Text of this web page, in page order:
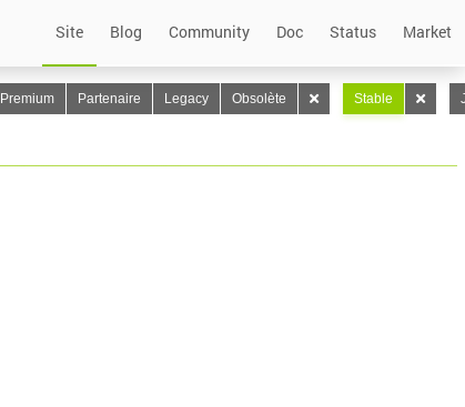
Site Blog Community Doc Status Market
Premium Partenaire Legacy Obsolète Stable